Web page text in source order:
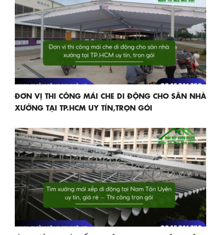
ĐƠN VỊ THI CÔNG MÁI CHE DI ĐỘNG CHO SÂN NHÀ
XƯỞNG TẠI TP.HCM UY TÍN,TRỌN GÓI